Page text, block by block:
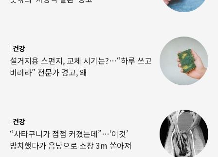
건강
설거지용 스펀지, 교체 시기는?…“하루 쓰고
버려라” 전문가 경고, 왜
건강
“사타구니가 점점 커졌는데”…‘이것’
방치했다가 음낭으로 소장 3m 쏟아져